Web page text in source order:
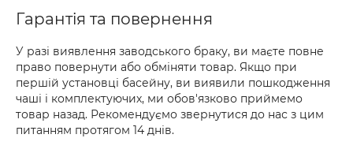
Гарантія та повернення
У разі виявлення заводського браку, ви маєте повне
право повернути або обміняти товар. Якщо при
першій установці басейну, ви виявили пошкодження
чаші і комплектуючих, ми обов'язково приймемо
товар назад. Рекомендуємо звернутися до нас з цим
питанням протягом 14 днів.